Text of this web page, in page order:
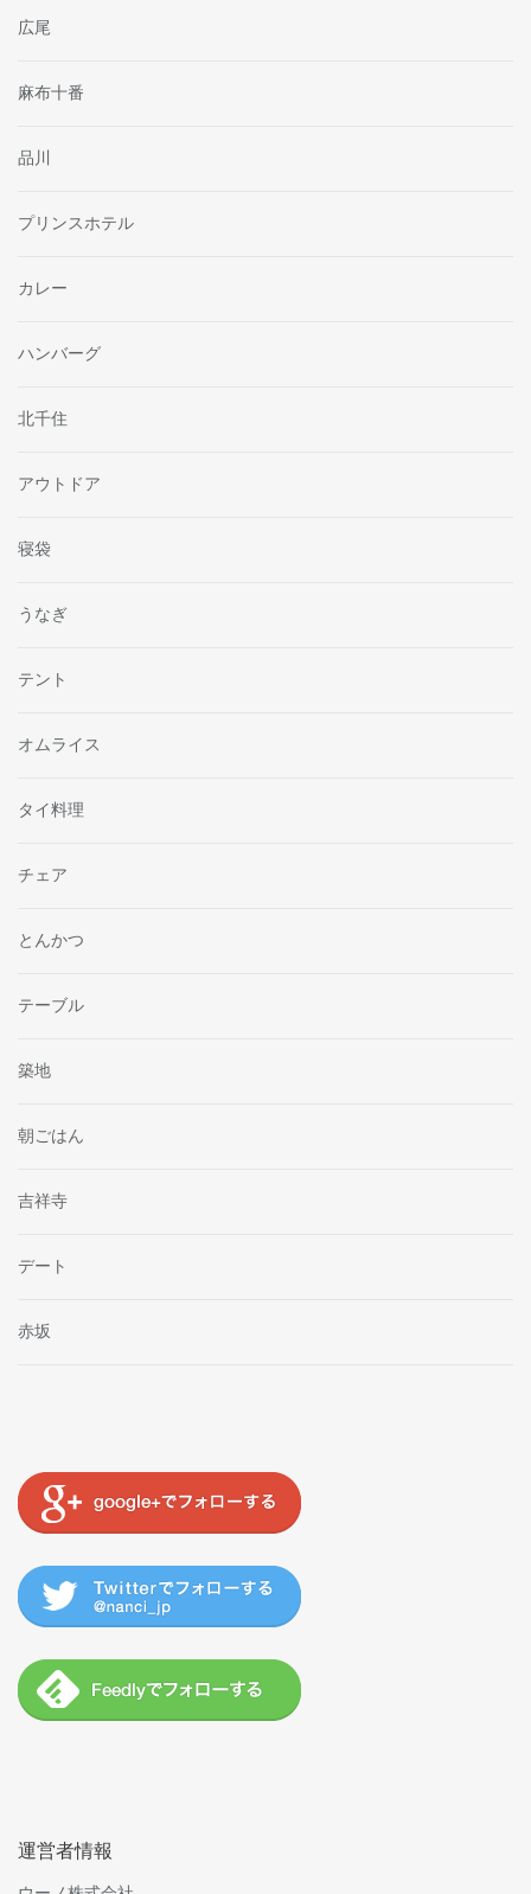
広尾
麻布十番
品川
プリンスホテル
カレー
ハンバーグ
北千住
アウトドア
寝袋
うなぎ
テント
オムライス
タイ料理
チェア
とんかつ
テーブル
築地
朝ごはん
吉祥寺
デート
赤坂
運営者情報